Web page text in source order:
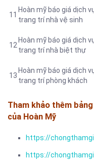
11
Hoàn mỹ báo giá dịch
trang trí nhà vệ sinh
12
Hoàn mỹ báo giá dịch
trang trí nhà biệt thự
13
Hoàn mỹ báo giá dịch
trang trí phòng khách
Tham khảo thêm
của Hoàn Mỹ
https://
https://